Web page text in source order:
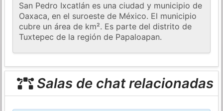
San Pedro Ixcatlán es una ciudad y municipio de
Oaxaca, en el suroeste de México. El municipio
cubre un área de km². Es parte del distrito de
Tuxtepec de la región de Papaloapan.
Salas de chat relacionadas